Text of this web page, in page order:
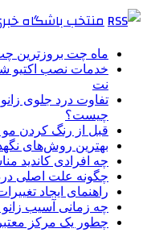
منتخب باشگاه
ماه چت بروزترین
خدمات نصب اکتیو
نت
تفاوت درد جلوی
چیست؟
قبل از رنگ کردن مو
بهترین روش‌های
چه افرادی کاندید
چگونه علت اصلی
راهنمای ایجاد
چه زمانی آسیب
چطور یک مرکز